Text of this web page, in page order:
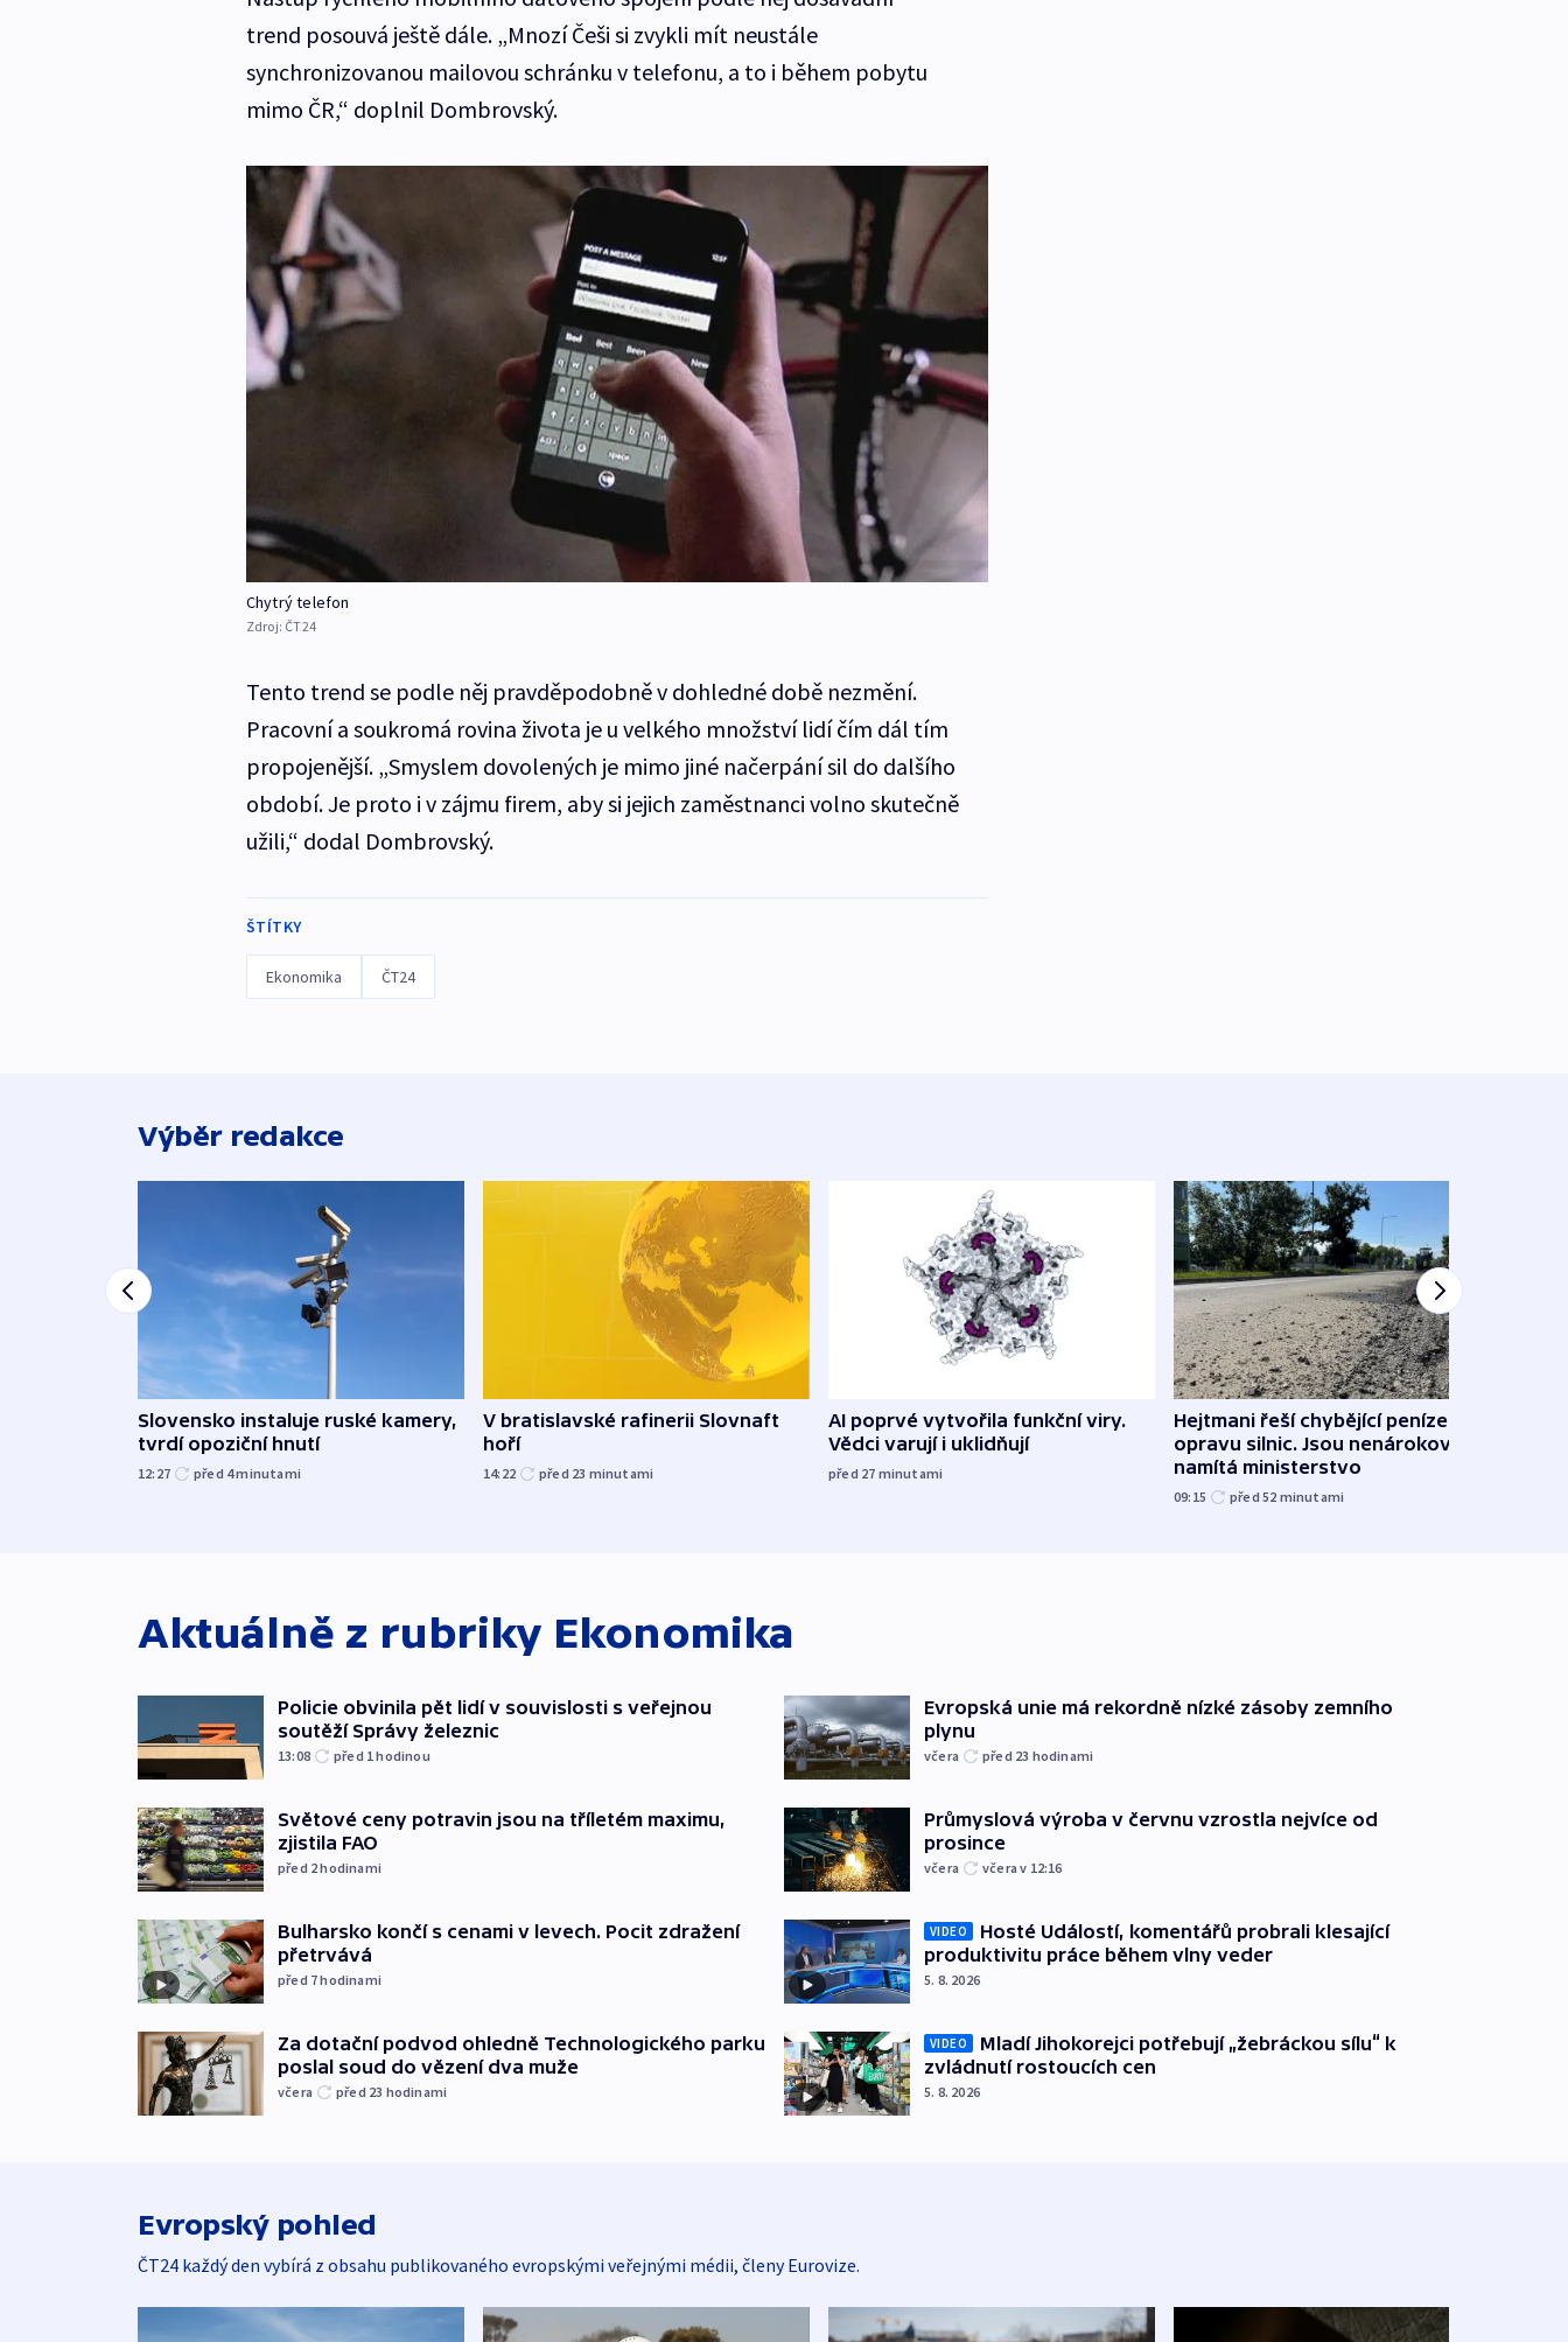
trend posouvá ještě dále. „Mnozí Češi si zvykli mít neustále
synchronizovanou mailovou schránku v telefonu, a to i během pobytu
mimo ČR,“ doplnil Dombrovský.
Chytrý telefon
Zdroj: ČT24
Tento trend se podle něj pravděpodobně v dohledné době nezmění.
Pracovní a soukromá rovina života je u velkého množství lidí čím dál tím
propojenější. „Smyslem dovolených je mimo jiné načerpání sil do dalšího
období. Je proto i v zájmu firem, aby si jejich zaměstnanci volno skutečně
užili,“ dodal Dombrovský.
ŠTÍTKY
Ekonomika ČT24
Výběr redakce
Slovensko instaluje ruské kamery,
tvrdí opoziční hnutí
12:27 před 4minutami
V bratislavské rafinerii Slovnaft
hoří
14:22 před 23 minutami
AI poprvé vytvořila funkční viry.
Vědci varují i uklidňují
před 27 minutami
Hejtmani řeší chybějící peníze na
opravu silnic. Jsou nenárokové,
namítá ministerstvo
09:15 před 52 minutami
Aktuálně z rubriky Ekonomika
Policie obvinila pět lidí v souvislosti s veřejnou
soutěží Správy železnic
13:08 před 1hodinou
Světové ceny potravin jsou na tříletém maximu,
zjistila FAO
před 2hodinami
Bulharsko končí s cenami v levech. Pocit zdražení
přetrvává
před 7hodinami
Za dotační podvod ohledně Technologického parku
poslal soud do vězení dva muže
včera před 23 hodinami
Evropská unie má rekordně nízké zásoby zemního
plynu
včera před 23 hodinami
Průmyslová výroba v červnu vzrostla nejvíce od
prosince
včera včera v 12:16
VIDEO
Hosté Událostí, komentářů probrali klesající
produktivitu práce během vlny veder
5. 8. 2026
VIDEO
Mladí Jihokorejci potřebují „žebráckou sílu“ k
zvládnutí rostoucích cen
5. 8. 2026
Evropský pohled
ČT24 každý den vybírá z obsahu publikovaného evropskými veřejnými médii, členy Eurovize.